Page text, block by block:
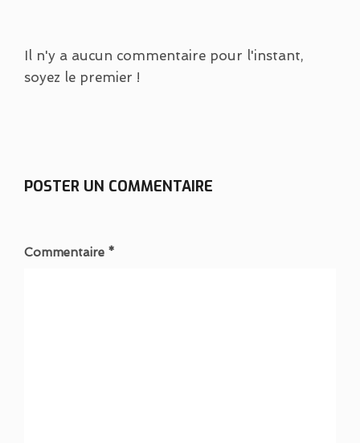
Il n'y a aucun commentaire pour l'instant,
soyez le premier !
POSTER UN COMMENTAIRE
Commentaire *